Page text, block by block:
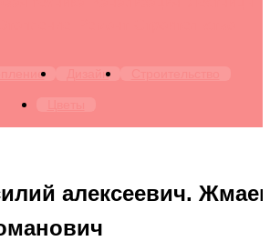
Дизайн
алексеевич.